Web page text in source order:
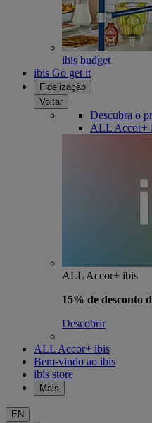
ibis budget
ibis Go get it
Fidelização
Voltar
Descubra o
ALL Accor+
ALL Accor+ ibis
15% de desconto
Descobrir
ALL Accor+ ibis
Bem-vindo ao ibis
ibis store
Mais
EN